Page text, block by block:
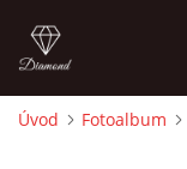
Úvod Fotoalbum